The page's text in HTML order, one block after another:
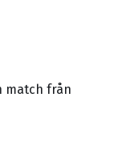
match från